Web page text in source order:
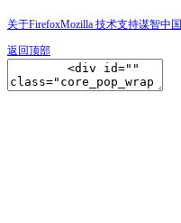
关于FirefoxMozilla 技术支持谋智中国
返回顶部